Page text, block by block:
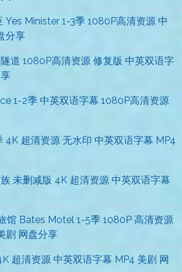
Minister 1-3季 1080P高清资源 中
分享
道 1080P高清资源 修复版 中英双语字
1-2季 中英双语字幕 1080P高清资源
4K 超清资源 无水印 中英双语字幕 MP4
未删减版 4K 超清资源 中英双语字幕
馆 Bates Motel 1-5季 1080P 高清资源
剧 网盘分享
超清资源 中英双语字幕 MP4 美剧 网